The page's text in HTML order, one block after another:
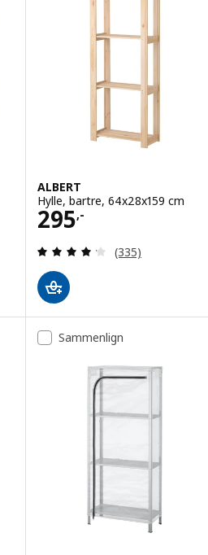
4.6 av 5 stjerner. Samlede
ALBERT
Hylle, bartre, 64x28x159 cm
295,-
Pris 295,-
Gjennomgang:
(335)
Sammenlign